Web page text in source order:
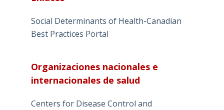
Social Determinants of Health-Canadian
Best Practices Portal
Organizaciones nacionales e
internacionales de salud
Centers for Disease Control and